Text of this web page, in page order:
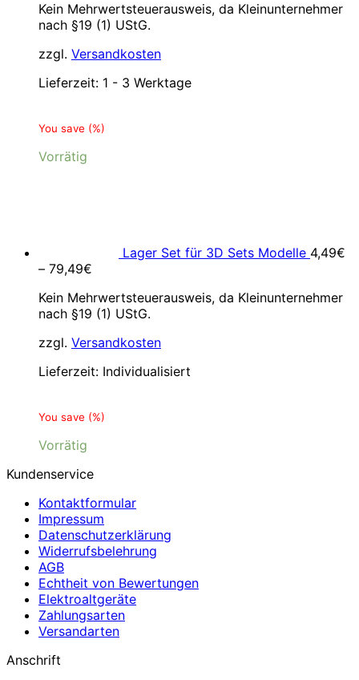
Kein Mehrwertsteuerausweis, da Kleinunternehmer
nach §19 (1) UStG.
zzgl. Versandkosten
Lieferzeit: 1 - 3 Werktage
You save (%)
Vorrätig
Lager Set für 3D Sets Modelle 4,49€
– 79,49€
Kein Mehrwertsteuerausweis, da Kleinunternehmer
nach §19 (1) UStG.
zzgl. Versandkosten
Lieferzeit: Individualisiert
You save (%)
Vorrätig
Kundenservice
Kontaktformular
Impressum
Datenschutzerklärung
Widerrufsbelehrung
AGB
Echtheit von Bewertungen
Elektroaltgeräte
Zahlungsarten
Versandarten
Anschrift